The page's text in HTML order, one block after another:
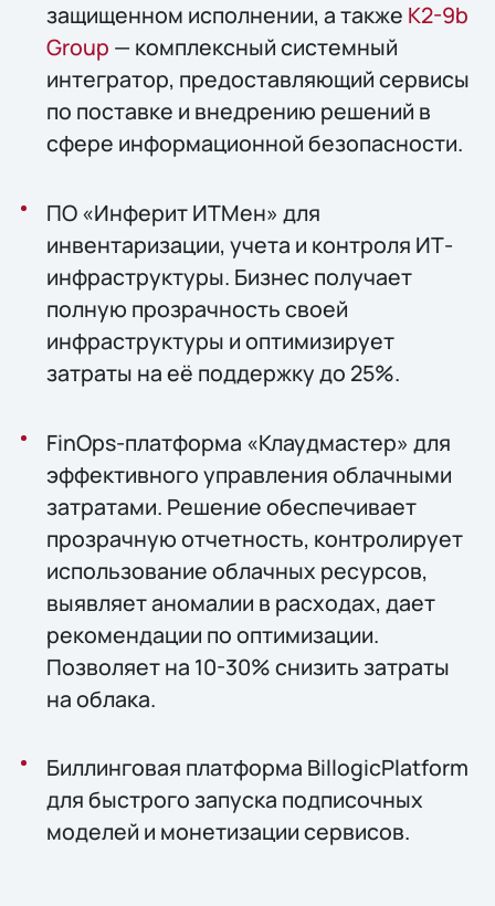
защищенном исполнении, а также К2-9b
Group — комплексный системный
интегратор, предоставляющий сервисы
по поставке и внедрению решений в
сфере информационной безопасности.
ПО «Инферит ИТМен» для
инвентаризации, учета и контроля ИТ-
инфраструктуры. Бизнес получает
полную прозрачность своей
инфраструктуры и оптимизирует
затраты на её поддержку до 25%.
FinOps-платформа «Клаудмастер» для
эффективного управления облачными
затратами. Решение обеспечивает
прозрачную отчетность, контролирует
использование облачных ресурсов,
выявляет аномалии в расходах, дает
рекомендации по оптимизации.
Позволяет на 10-30% снизить затраты
на облака.
Биллинговая платформа BillogicPlatform
для быстрого запуска подписочных
моделей и монетизации сервисов.